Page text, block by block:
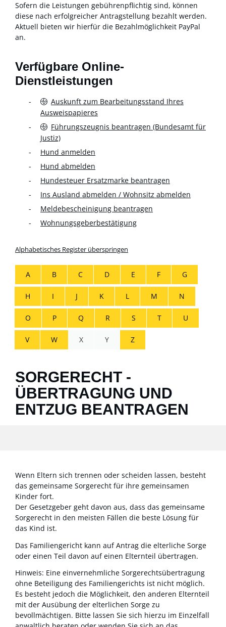
Sofern die Leistungen gebührenpflichtig sind, können
diese nach erfolgreicher Antragstellung bezahlt werden.
Aktuell bieten wir hierfür die Bezahlmöglichkeit PayPal
an.
Verfügbare Online-
Dienstleistungen
Auskunft zum Bearbeitungsstand Ihres
Ausweispapieres
Führungszeugnis beantragen (Bundesamt für
Justiz)
Hund anmelden
Hund abmelden
Hundesteuer Ersatzmarke beantragen
Ins Ausland abmelden / Wohnsitz abmelden
Meldebescheinigung beantragen
Wohnungsgeberbestätigung
Alphabetisches Register überspringen
A B C D E F G
H I J K L M N
O P Q R S T U
V W X Y Z
SORGERECHT -
ÜBERTRAGUNG UND
ENTZUG BEANTRAGEN
Wenn Eltern sich trennen oder scheiden lassen, besteht
das gemeinsame Sorgerecht für ihre gemeinsamen
Kinder fort.
Der Gesetzgeber geht davon aus, dass das gemeinsame
Sorgerecht in den meisten Fällen die beste Lösung für
das Kind ist.
Das Familiengericht kann auf Antrag die elterliche Sorge
oder einen Teil davon auf einen Elternteil übertragen.
Hinweis: Eine einvernehmliche Sorgerechtsübertragung
ohne Beteiligung des Familiengerichts ist nicht möglich.
Es besteht jedoch die Möglichkeit, den anderen Elternteil
mit der Ausübung der elterlichen Sorge zu
bevollmächtigen. Bitte lassen Sie sich hierzu im Einzelfall